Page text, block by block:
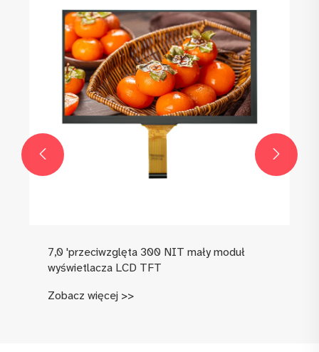
Mały moduł ekranu dotykowego IPS TFT o
przekątnej 8,0 cala i wysokiej rozdzielczości
Zobacz więcej >>
 